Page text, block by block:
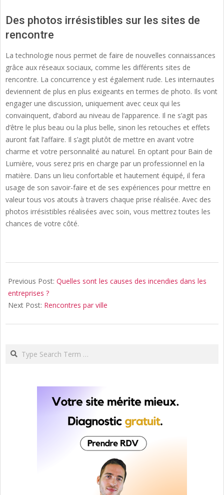
Des photos irrésistibles sur les sites de
rencontre
La technologie nous permet de faire de nouvelles connaissances
grâce aux réseaux sociaux, comme les différents sites de
rencontre. La concurrence y est également rude. Les internautes
deviennent de plus en plus exigeants en termes de photo. Ils vont
engager une discussion, uniquement avec ceux qui les
convainquent, d’abord au niveau de l’apparence. Il ne s’agit pas
d’être le plus beau ou la plus belle, sinon les retouches et effets
auront fait l’affaire. Il s’agit plutôt de mettre en avant votre
charme et votre personnalité au naturel. En optant pour Bain de
Lumière, vous serez pris en charge par un professionnel en la
matière. Dans un lieu confortable et hautement équipé, il fera
usage de son savoir-faire et de ses expériences pour mettre en
valeur tous vos atouts à travers chaque prise réalisée. Avec des
photos irrésistibles réalisées avec soin, vous mettrez toutes les
chances de votre côté.
01-
24
Previous Post: Quelles sont les causes des incendies dans les
entreprises ?
Next Post: Rencontres par ville
Search